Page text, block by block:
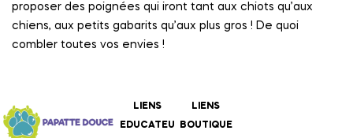
proposer des poignées qui iront tant aux chiots qu’aux
chiens, aux petits gabarits qu’aux plus gros ! De quoi
combler toutes vos envies !
LIENS
EDUCATEU
LIENS
BOUTIQUE